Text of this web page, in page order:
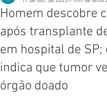
Homem descobre
após transplante
em hospital de SP;
indica que tumor
órgão doado